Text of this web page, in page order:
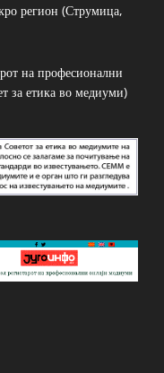
регион (Струмица,
на професионални
етика во медиуми)